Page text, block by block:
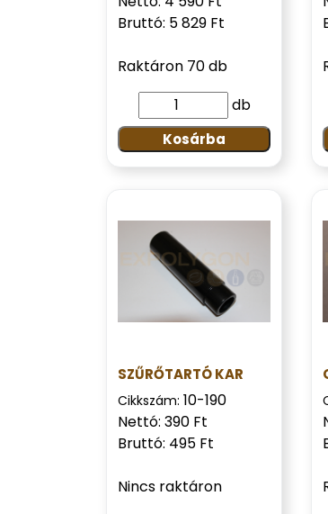
Bruttó: 5 829 Ft
Raktáron 70 db
db
Kosárba
SZŰRŐTARTÓ KAR
Cikkszám: 10-190
Nettó: 390 Ft
Bruttó: 495 Ft
Nincs raktáron